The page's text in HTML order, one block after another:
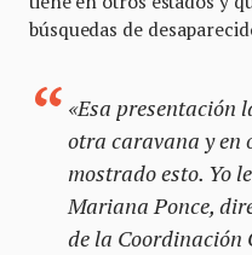
búsquedas de
«Esa presentación
otra caravana y en
mostrado esto. Yo
Mariana Ponce,
de la Coordinación